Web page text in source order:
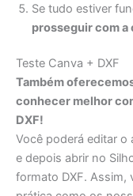
Se tudo estiver
prosseguir com a
Teste Canva + DXF
Também
conhecer melhor
DXF!
Você poderá editar o
e depois abrir no
formato DXF. Assim,